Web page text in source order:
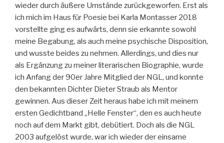
wieder durch äußere Umstände zurückgeworfen. Erst als
ich mich im Haus für Poesie bei Karla Montasser 2018
vorstellte ging es aufwärts, denn sie erkannte sowohl
meine Begabung, als auch meine psychische Disposition,
und wusste beides zu nehmen. Allerdings, und dies nur
als Ergänzung zu meiner literarischen Biographie, wurde
ich Anfang der 90er Jahre Mitglied der NGL, und konnte
den bekannten Dichter Dieter Straub als Mentor
gewinnen. Aus dieser Zeit heraus habe ich mit meinem
ersten Gedichtband „Helle Fenster“, den es auch heute
noch auf dem Markt gibt, debütiert. Doch als die NGL
2003 aufgelöst wurde, war ich wieder der einsame